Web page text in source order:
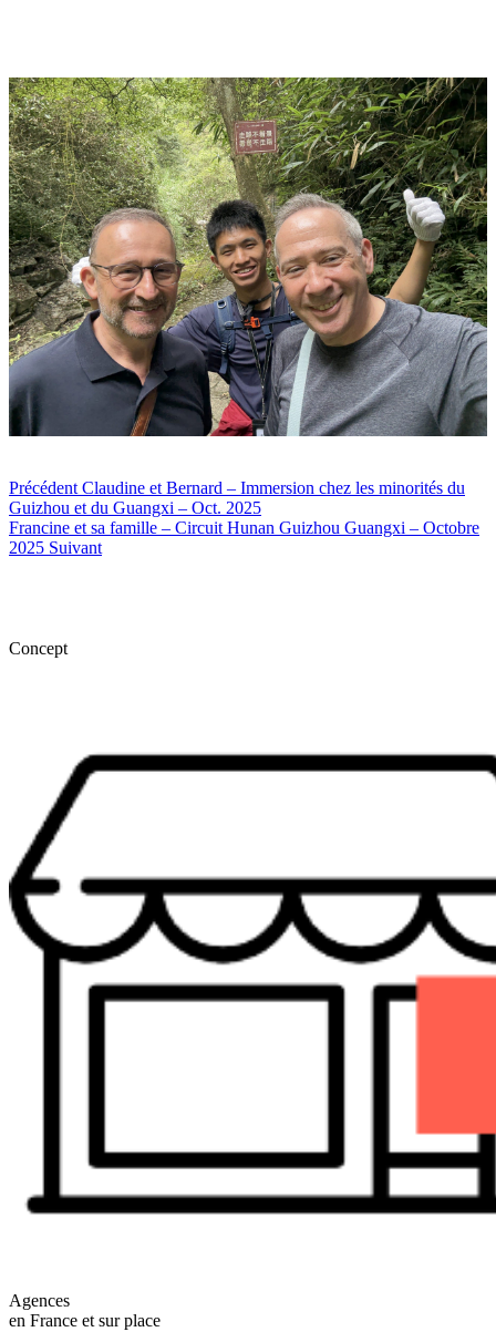
Précédent Claudine et Bernard – Immersion chez les minorités du
Guizhou et du Guangxi – Oct. 2025
Francine et sa famille – Circuit Hunan Guizhou Guangxi – Octobre
2025 Suivant
Concept
Agences
en France et sur place